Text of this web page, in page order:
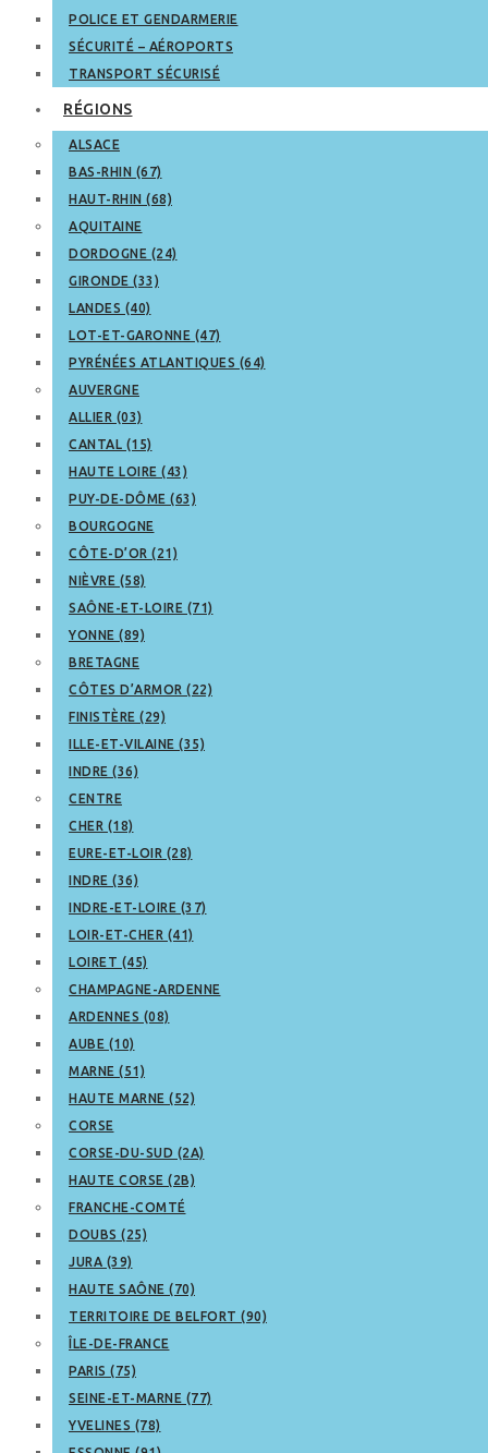
POLICE ET GENDARMERIE
SÉCURITÉ – AÉROPORTS
TRANSPORT SÉCURISÉ
RÉGIONS
ALSACE
BAS-RHIN (67)
HAUT-RHIN (68)
AQUITAINE
DORDOGNE (24)
GIRONDE (33)
LANDES (40)
LOT-ET-GARONNE (47)
PYRÉNÉES ATLANTIQUES (64)
AUVERGNE
ALLIER (03)
CANTAL (15)
HAUTE LOIRE (43)
PUY-DE-DÔME (63)
BOURGOGNE
CÔTE-D’OR (21)
NIÈVRE (58)
SAÔNE-ET-LOIRE (71)
YONNE (89)
BRETAGNE
CÔTES D’ARMOR (22)
FINISTÈRE (29)
ILLE-ET-VILAINE (35)
INDRE (36)
CENTRE
CHER (18)
EURE-ET-LOIR (28)
INDRE (36)
INDRE-ET-LOIRE (37)
LOIR-ET-CHER (41)
LOIRET (45)
CHAMPAGNE-ARDENNE
ARDENNES (08)
AUBE (10)
MARNE (51)
HAUTE MARNE (52)
CORSE
CORSE-DU-SUD (2A)
HAUTE CORSE (2B)
FRANCHE-COMTÉ
DOUBS (25)
JURA (39)
HAUTE SAÔNE (70)
TERRITOIRE DE BELFORT (90)
ÎLE-DE-FRANCE
PARIS (75)
SEINE-ET-MARNE (77)
YVELINES (78)